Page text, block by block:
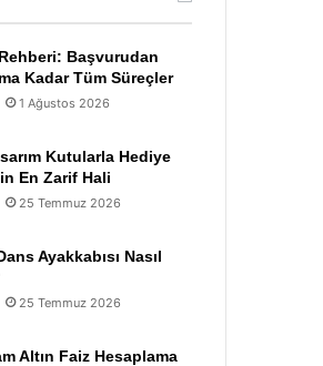
Başvurudan
Kadar Tüm Süreçler
1 Ağustos 2026
Kutularla Hediye
En Zarif Hali
25 Temmuz 2026
Ayakkabısı Nasıl
25 Temmuz 2026
Altın Faiz Hesaplama